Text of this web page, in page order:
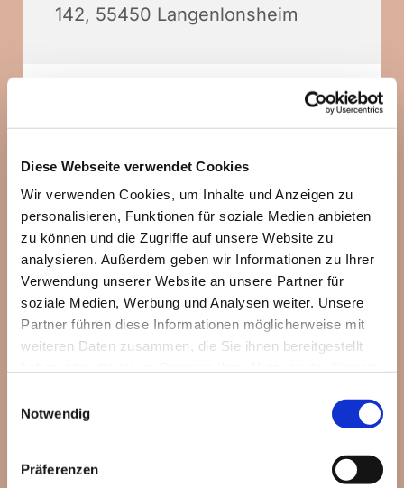
Diese Webseite verwendet Cookies
Wir verwenden Cookies, um Inhalte und Anzeigen zu
personalisieren, Funktionen für soziale Medien anbieten
zu können und die Zugriffe auf unsere Website zu
analysieren. Außerdem geben wir Informationen zu Ihrer
Verwendung unserer Website an unsere Partner für
soziale Medien, Werbung und Analysen weiter. Unsere
Partner führen diese Informationen möglicherweise mit
weiteren Daten zusammen, die Sie ihnen bereitgestellt
Notwendig
Präferenzen
142, 55450 Langenlonsheim
Dies könnte Sie auch